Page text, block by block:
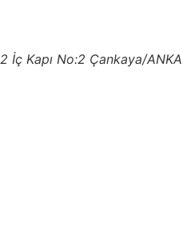
İç Kapı No:2 Çankaya/